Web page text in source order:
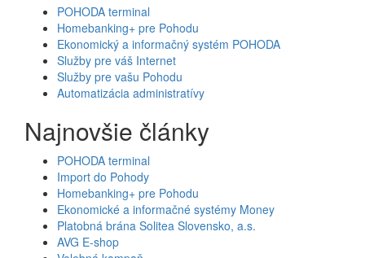
POHODA terminal
Homebanking+ pre Pohodu
Ekonomický a informačný systém POHODA
Služby pre váš Internet
Služby pre vašu Pohodu
Automatizácia administratívy
Najnovšie články
POHODA terminal
Import do Pohody
Homebanking+ pre Pohodu
Ekonomické a informačné systémy Money
Platobná brána Solitea Slovensko, a.s.
AVG E-shop